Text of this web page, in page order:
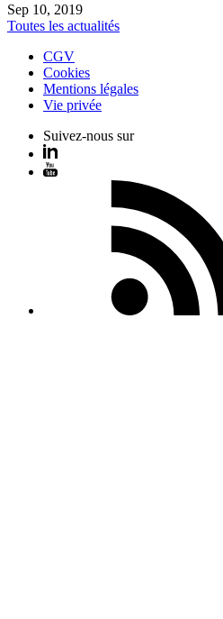
Sep 10, 2019
Toutes les actualités
CGV
Cookies
Mentions légales
Vie privée
Suivez-nous sur